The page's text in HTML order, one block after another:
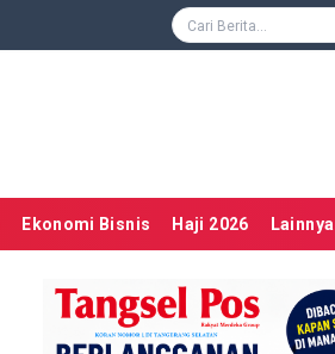
Ekonomi Bisnis Haji 2026 Lainnya